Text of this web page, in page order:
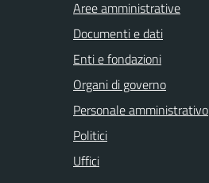
Aree amministrative
Documenti e dati
Enti e fondazioni
Organi di governo
Personale amministrativo
Politici
Uffici